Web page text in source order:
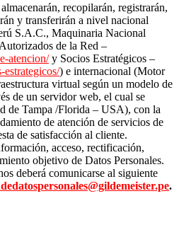
recopilarán, registrarán,
y transferirán a nivel nacional
S.A.C., Maquinaria Nacional
de la Red –
atencion/y Socios Estratégicos –
estrategicos/) e internacional (Motor
virtual según un modelo de
de un servidor web, el cual se
de Tampa /Florida – USA), con la
de atención de servicios de
de satisfacción al cliente.
acceso, rectificación,
objetivo de Datos Personales.
deberá comunicarse al siguiente
.